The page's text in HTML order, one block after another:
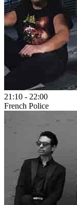
21:10 - 22:00
French Police